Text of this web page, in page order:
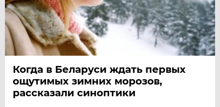
Когда в Беларуси ждать первых
ощутимых зимних морозов,
рассказали синоптики